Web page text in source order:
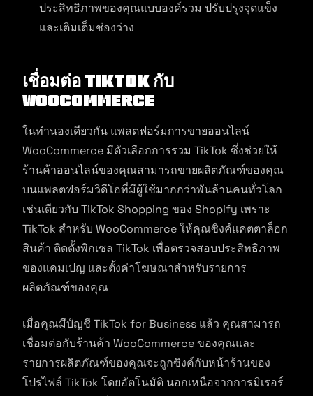
ประสิทธิภาพของคุณแบบองค์รวม ปรับปรุงจุดแข็ง
และเติมเต็มช่องว่าง
เชื่อมต่อ Tiktok กับ
Woocommerce
ในทำนองเดียวกัน แพลตฟอร์มการขายออนไลน์
WooCommerce มีตัวเลือกการรวม TikTok ซึ่งช่วยให้
ร้านค้าออนไลน์ของคุณสามารถขายผลิตภัณฑ์ของคุณ
บนแพลตฟอร์มวิดีโอที่มีผู้ใช้มากกว่าพันล้านคนทั่วโลก
เช่นเดียวกับ TikTok Shopping ของ Shopify เพราะ
TikTok สำหรับ WooCommerce ให้คุณซิงค์แคตตาล็อก
สินค้า ติดตั้งพิกเซล TikTok เพื่อตรวจสอบประสิทธิภาพ
ของแคมเปญ และตั้งค่าโฆษณาสำหรับรายการ
ผลิตภัณฑ์ของคุณ
เมื่อคุณมีบัญชี TikTok for Business แล้ว คุณสามารถ
เชื่อมต่อกับร้านค้า WooCommerce ของคุณและ
รายการผลิตภัณฑ์ของคุณจะถูกซิงค์กับหน้าร้านของ
โปรไฟล์ TikTok โดยอัตโนมัติ นอกเหนือจากการมิเรอร์